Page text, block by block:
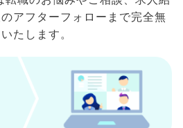
アフターフォローまで完全無
たします。